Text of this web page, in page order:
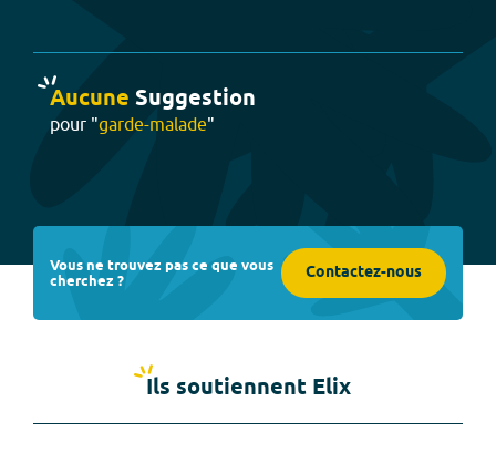
Aucune Suggestion
pour "garde-malade"
Vous ne trouvez pas ce que vous
cherchez ? Contactez-nous
Ils soutiennent Elix